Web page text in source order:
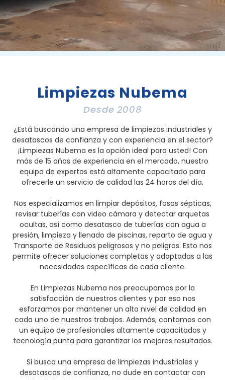
Limpiezas Nubema
Desde 2008
¿Está buscando una empresa de limpiezas industriales y
desatascos de confianza y con experiencia en el sector?
¡Limpiezas Nubema es la opción ideal para usted! Con
más de 15 años de experiencia en el mercado, nuestro
equipo de expertos está altamente capacitado para
ofrecerle un servicio de calidad las 24 horas del día.
Nos especializamos en limpiar depósitos, fosas sépticas,
revisar tuberías con video cámara y detectar arquetas
ocultas, así como desatasco de tuberías con agua a
presión, limpieza y llenado de piscinas, reparto de agua y
Transporte de Residuos peligrosos y no peligros. Esto nos
permite ofrecer soluciones completas y adaptadas a las
necesidades específicas de cada cliente.
En Limpiezas Nubema nos preocupamos por la
satisfacción de nuestros clientes y por eso nos
esforzamos por mantener un alto nivel de calidad en
cada uno de nuestros trabajos. Además, contamos con
un equipo de profesionales altamente capacitados y
tecnología punta para garantizar los mejores resultados.
Si busca una empresa de limpiezas industriales y
desatascos de confianza, no dude en contactar con